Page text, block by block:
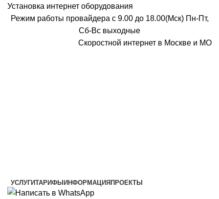
Установка интернет оборудования
Режим работы провайдера с 9.00 до 18.00(Мск) Пн-Пт,
Сб-Вс выходные
Скоростной интернет в Москве и МО
УСЛУГИТАРИФЫИНФОРМАЦИЯПРОЕКТЫ